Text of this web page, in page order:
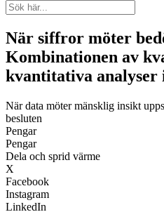
När siffror möter
Kombinationen av
kvantitativa analyser
När data möter mänsklig insikt
besluten
Pengar
Pengar
Dela och sprid värme
X
Facebook
Instagram
LinkedIn